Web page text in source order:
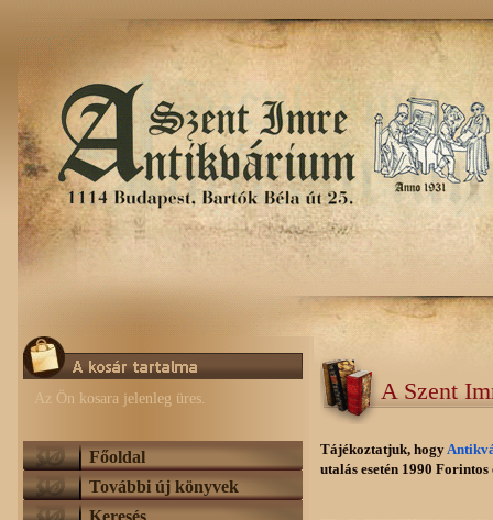
Az Ön kosara jelenleg üres.
Főoldal
További új könyvek
Keresés
A Szent
Tájékoztatjuk, hogy
utalás esetén 1990